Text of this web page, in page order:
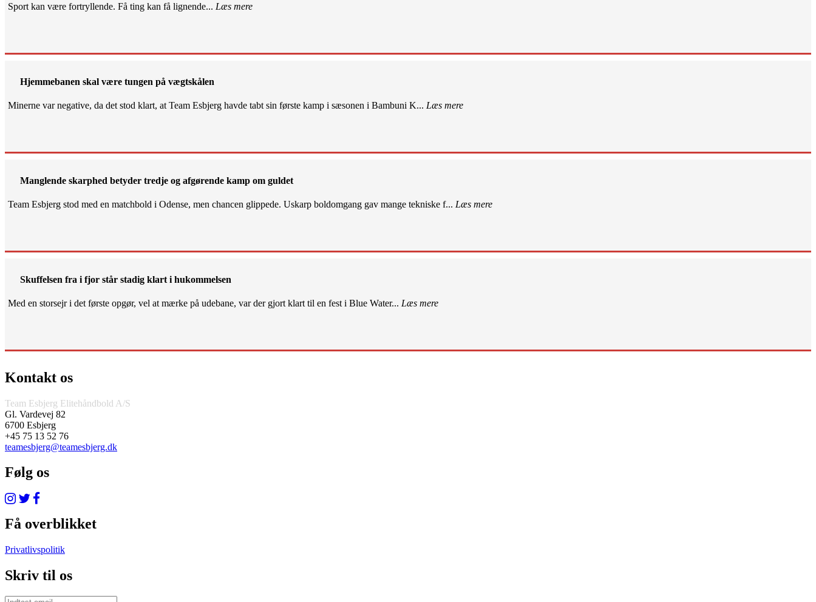
Sport kan være fortryllende. Få ting kan få lignende... Læs mere
Hjemmebanen skal være tungen på vægtskålen
Minerne var negative, da det stod klart, at Team Esbjerg havde tabt sin første kamp i sæsonen i Bambuni K... Læs mere
Manglende skarphed betyder tredje og afgørende kamp om guldet
Team Esbjerg stod med en matchbold i Odense, men chancen glippede. Uskarp boldomgang gav mange tekniske f... Læs mere
Skuffelsen fra i fjor står stadig klart i hukommelsen
Med en storsejr i det første opgør, vel at mærke på udebane, var der gjort klart til en fest i Blue Water... Læs mere
Kontakt os
Team Esbjerg Elitehåndbold A/S
Gl. Vardevej 82
6700 Esbjerg
+45 75 13 52 76
teamesbjerg@teamesbjerg.dk
Følg os
Få overblikket
Privatlivspolitik
Skriv til os